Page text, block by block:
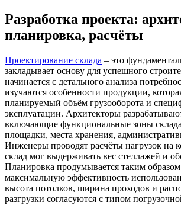
Разработка проекта:
планировка, расчёты
Проектирование склада – это
закладывает основу для успешного
начинается с детального анализа
изучаются особенности продукции,
планируемый объём грузооборота и
эксплуатации. Архитекторы
включающие функциональные зоны
площадки, места хранения,
Инженеры проводят расчёты нагрузок на
склад мог выдерживать вес стеллажей и
Планировка продумывается таким
максимальную эффективность
высота потолков, ширина проходов и
разгрузки согласуются с типом